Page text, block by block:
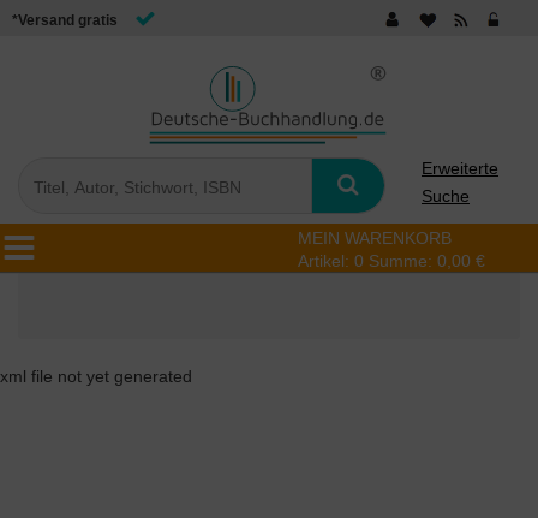
*Versand gratis
Erweiterte
Suche
MEIN WARENKORB
Artikel: 0 Summe: 0,00 €
xml file not yet generated